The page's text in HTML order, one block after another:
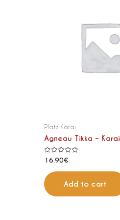
Plats Karai
Agneau Tikka – Karai
Rated
out
of
5
16.90€
Add to cart